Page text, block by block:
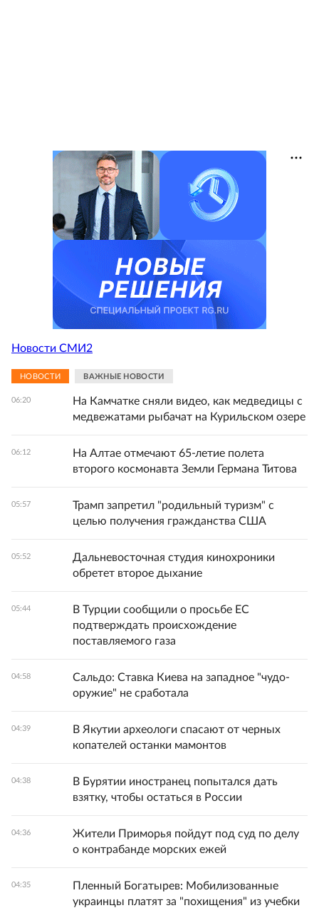
Новости СМИ2
НОВОСТИ ВАЖНЫЕ НОВОСТИ
06:20
На Камчатке сняли видео, как медведицы с
медвежатами рыбачат на Курильском озере
06:12
На Алтае отмечают 65-летие полета
второго космонавта Земли Германа Титова
05:57
Трамп запретил "родильный туризм" с
целью получения гражданства США
05:52
Дальневосточная студия кинохроники
обретет второе дыхание
05:44
В Турции сообщили о просьбе ЕС
подтверждать происхождение
поставляемого газа
04:58
Сальдо: Ставка Киева на западное "чудо-
оружие" не сработала
04:39
В Якутии археологи спасают от черных
копателей останки мамонтов
04:38
В Бурятии иностранец попытался дать
взятку, чтобы остаться в России
04:36
Жители Приморья пойдут под суд по делу
о контрабанде морских ежей
04:35
Пленный Богатырев: Мобилизованные
украинцы платят за "похищения" из учебки